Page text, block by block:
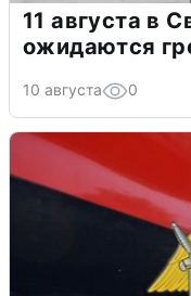
11 августа в
ожидаются
10 августа 0